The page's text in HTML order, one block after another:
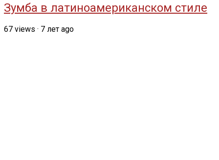
Зумба в латиноамериканском стиле
67 views · 7 лет ago